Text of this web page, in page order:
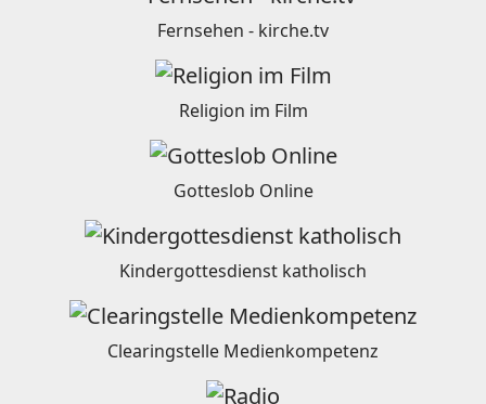
Fernsehen - kirche.tv
Religion im Film
Gotteslob Online
Kindergottesdienst katholisch
Clearingstelle Medienkompetenz